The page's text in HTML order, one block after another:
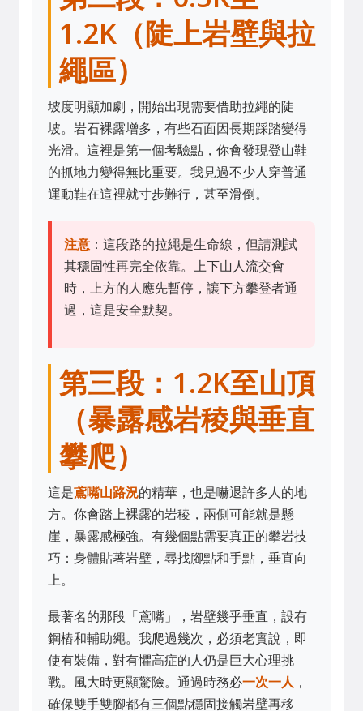
1.2K（陡上岩壁與拉
繩區）
坡度明顯加劇，開始出現需要借助拉繩的陡
坡。岩石裸露增多，有些石面因長期踩踏變得
光滑。這裡是第一個考驗點，你會發現登山鞋
的抓地力變得無比重要。我見過不少人穿普通
運動鞋在這裡就寸步難行，甚至滑倒。
注意 ：這段路的拉繩是生命線，但請測試
其穩固性再完全依靠。上下山人流交會
時，上方的人應先暫停，讓下方攀登者通
過，這是安全默契。
第三段：1.2K至山頂
（暴露感岩稜與垂直
攀爬）
這是鳶嘴山路況的精華，也是嚇退許多人的地
方。你會踏上裸露的岩稜，兩側可能就是懸
崖，暴露感極強。有幾個點需要真正的攀岩技
巧：身體貼著岩壁，尋找腳點和手點，垂直向
上。
最著名的那段「鳶嘴」，岩壁幾乎垂直，設有
鋼樁和輔助繩。我爬過幾次，必須老實說，即
使有裝備，對有懼高症的人仍是巨大心理挑
戰。風大時更顯驚險。通過時務必一次一人 ，
確保雙手雙腳都有三個點穩固接觸岩壁再移